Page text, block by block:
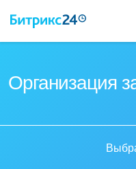
Организация